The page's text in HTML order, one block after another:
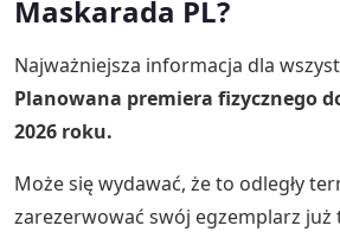
Maskarada PL?
Najważniejsza informacja dla
Planowana premiera fizycznego
2026 roku.
Może się wydawać, że to odległy
zarezerwować swój egzemplarz już